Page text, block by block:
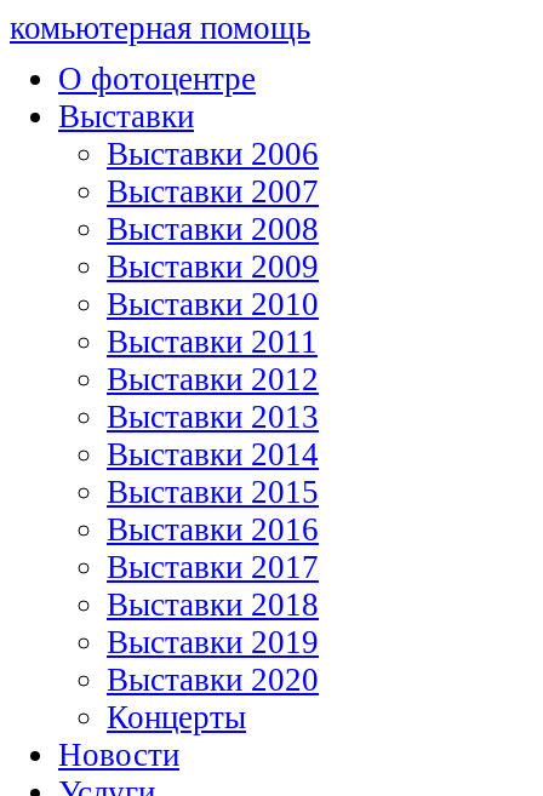
комьютерная помощь
О фотоцентре
Выставки
Выставки 2006
Выставки 2007
Выставки 2008
Выставки 2009
Выставки 2010
Выставки 2011
Выставки 2012
Выставки 2013
Выставки 2014
Выставки 2015
Выставки 2016
Выставки 2017
Выставки 2018
Выставки 2019
Выставки 2020
Концерты
Новости